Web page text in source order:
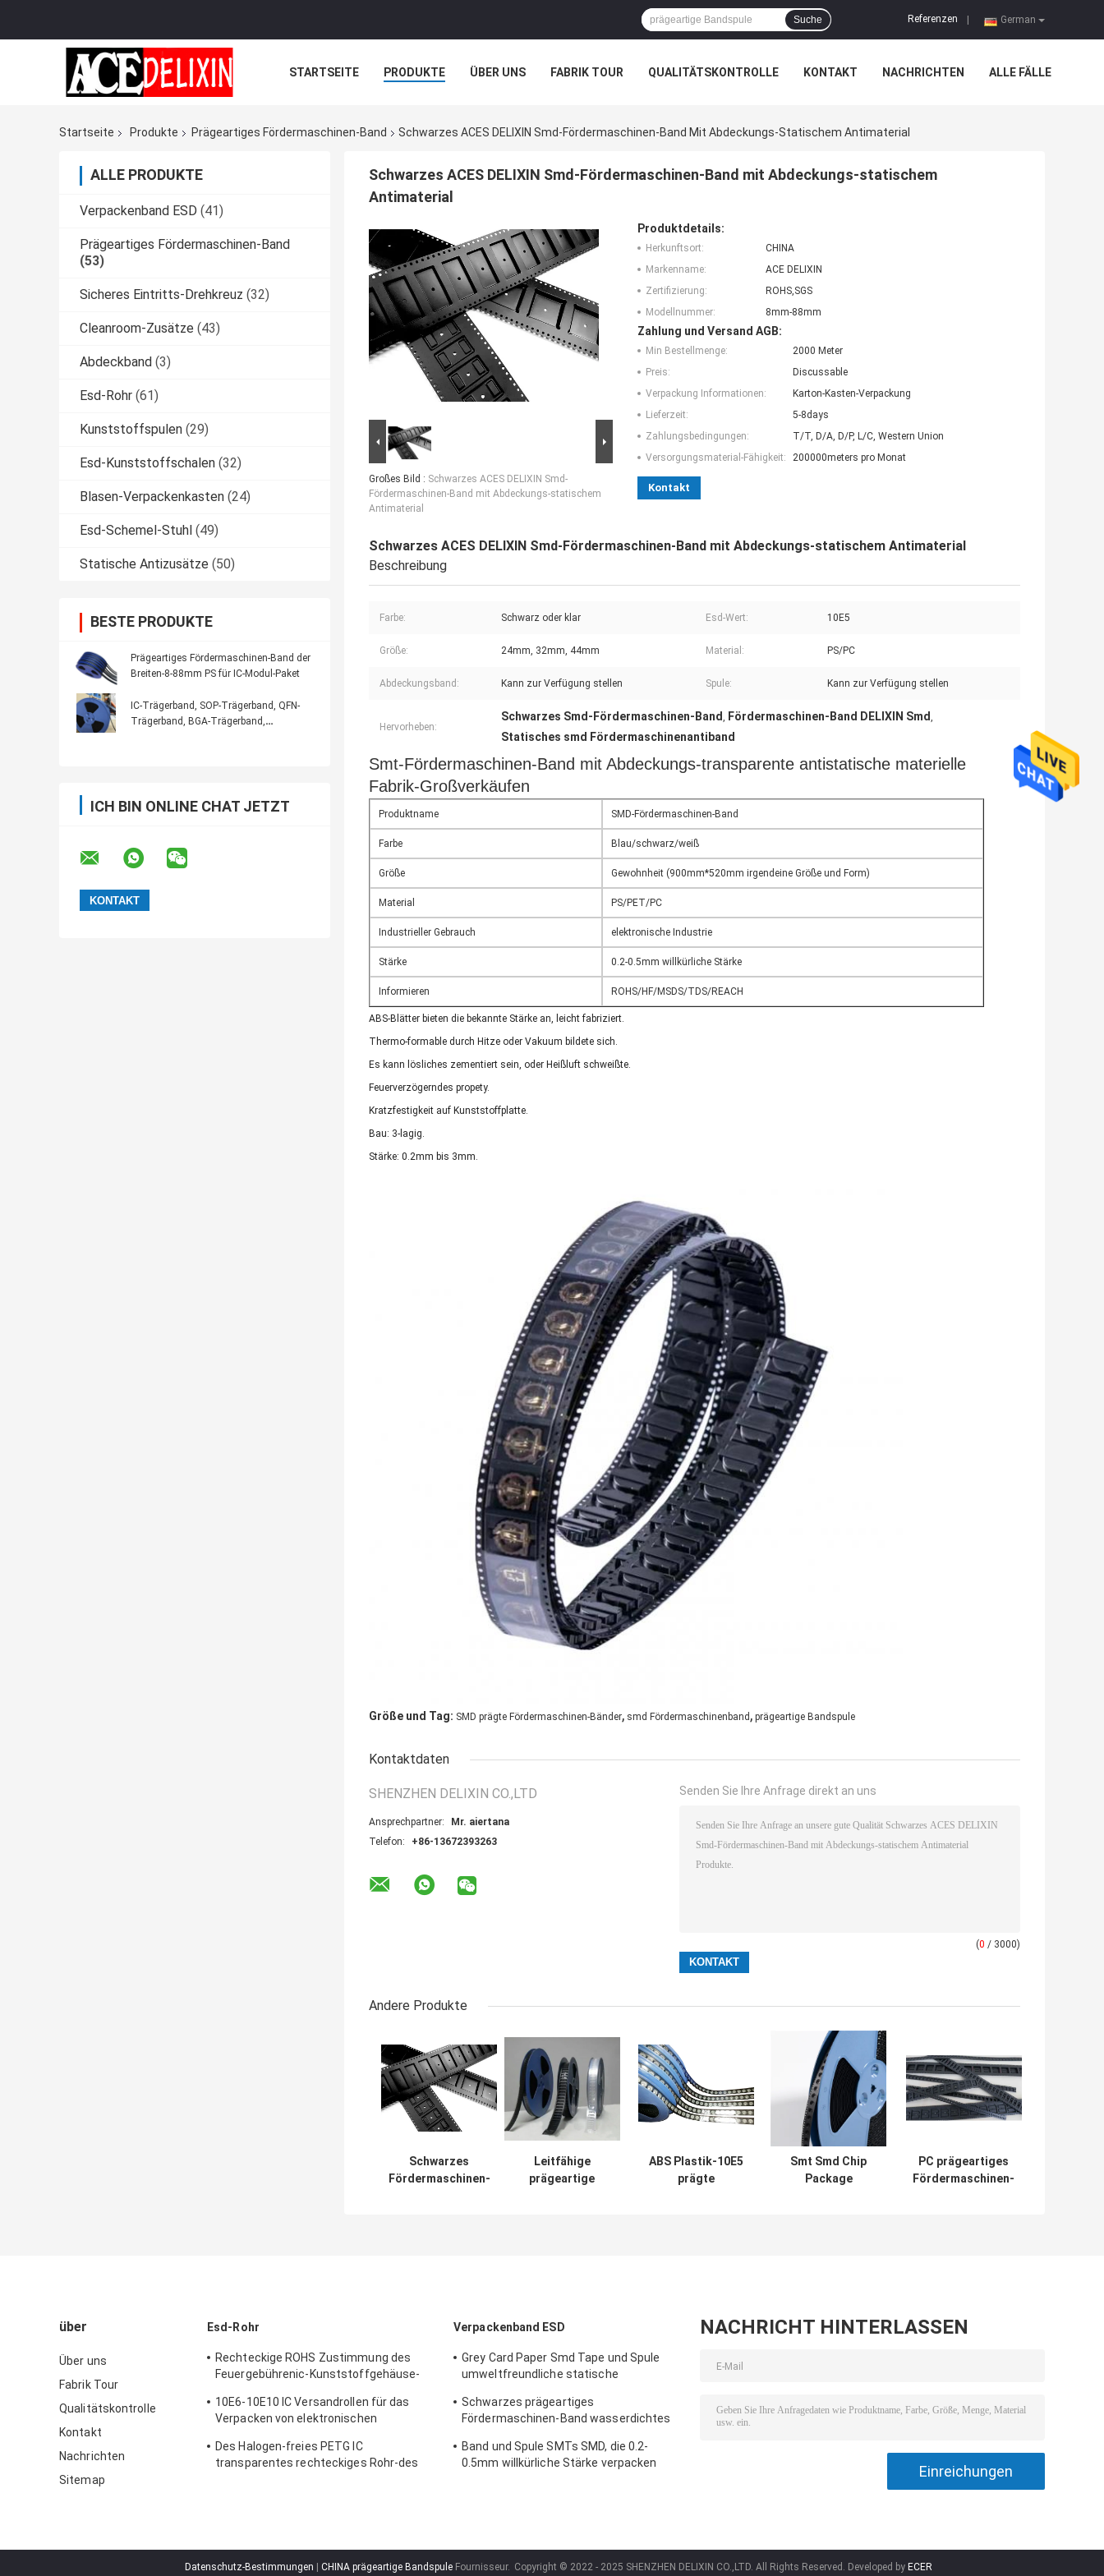
German
Referenzen
Suche
STARTSEITE PRODUKTE ÜBER UNS FABRIK TOUR QUALITÄTSKONTROLLE KONTAKT NACHRICHTEN ALLE FÄLLE
Startseite Produkte Prägeartiges Fördermaschinen-Band Schwarzes ACES DELIXIN Smd-Fördermaschinen-Band Mit Abdeckungs-Statischem Antimaterial
ALLE PRODUKTE
Verpackenband ESD (41)
Prägeartiges Fördermaschinen-Band
(53)
Sicheres Eintritts-Drehkreuz (32)
Cleanroom-Zusätze (43)
Abdeckband (3)
Esd-Rohr (61)
Kunststoffspulen (29)
Esd-Kunststoffschalen (32)
Blasen-Verpackenkasten (24)
Esd-Schemel-Stuhl (49)
Statische Antizusätze (50)
BESTE PRODUKTE
Prägeartiges Fördermaschinen-Band der
Breiten-8-88mm PS für IC-Modul-Paket
IC-Trägerband, SOP-Trägerband, QFN-
Trägerband, BGA-Trägerband,
ICH BIN ONLINE CHAT JETZT
Schwarzes ACES DELIXIN Smd-Fördermaschinen-Band mit Abdeckungs-statischem
Antimaterial
Großes Bild : Schwarzes ACES DELIXIN Smd-
Fördermaschinen-Band mit Abdeckungs-statischem
Antimaterial
Produktdetails:
Herkunftsort:
CHINA
Markenname:
ACE DELIXIN
Zertifizierung:
ROHS,SGS
Modellnummer:
8mm-88mm
Zahlung und Versand AGB:
Min Bestellmenge:
2000 Meter
Preis:
Discussable
Verpackung Informationen:
Karton-Kasten-Verpackung
Lieferzeit:
5-8days
Zahlungsbedingungen:
T/T, D/A, D/P, L/C, Western Union
Versorgungsmaterial-Fähigkeit:
200000meters pro Monat
Kontakt
Schwarzes ACES DELIXIN Smd-Fördermaschinen-Band mit Abdeckungs-statischem Antimaterial
Beschreibung
Farbe: Schwarz oder klar Esd-Wert: 10E5
Größe: 24mm, 32mm, 44mm Material: PS/PC
Abdeckungsband: Kann zur Verfügung stellen Spule: Kann zur Verfügung stellen
Hervorheben:
Schwarzes Smd-Fördermaschinen-Band, Fördermaschinen-Band DELIXIN Smd,
Statisches smd Fördermaschinenantiband
Smt-Fördermaschinen-Band mit Abdeckungs-transparente antistatische materielle
Fabrik-Großverkäufen
Produktname SMD-Fördermaschinen-Band
Farbe Blau/schwarz/weiß
Größe Gewohnheit (900mm*520mm irgendeine Größe und Form)
Material PS/PET/PC
Industrieller Gebrauch elektronische Industrie
Stärke 0.2-0.5mm willkürliche Stärke
Informieren ROHS/HF/MSDS/TDS/REACH
ABS-Blätter bieten die bekannte Stärke an, leicht fabriziert.
Thermo-formable durch Hitze oder Vakuum bildete sich.
Es kann lösliches zementiert sein, oder Heißluft schweißte.
Feuerverzögerndes propety.
Kratzfestigkeit auf Kunststoffplatte.
Bau: 3-lagig.
Stärke: 0.2mm bis 3mm.
Größe und Tag: SMD prägte Fördermaschinen-Bänder, smd Fördermaschinenband , prägeartige Bandspule
Kontaktdaten
SHENZHEN DELIXIN CO.,LTD
Ansprechpartner:
Mr. aiertana
Telefon:
+86-13672393263
Senden Sie Ihre Anfrage direkt an uns
(0 / 3000)
Andere Produkte
Schwarzes
Fördermaschinen-
Leitfähige
prägeartige
ABS Plastik-10E5
prägte
Smt Smd Chip
Package
PC prägeartiges
Fördermaschinen-
über
Über uns
Fabrik Tour
Qualitätskontrolle
Kontakt
Nachrichten
Sitemap
Esd-Rohr
Rechteckige ROHS Zustimmung des
Feuergebührenic-Kunststoffgehäuse-
10E6-10E10 IC Versandrollen für das
Verpacken von elektronischen
Des Halogen-freies PETG IC
transparentes rechteckiges Rohr-des
Verpackenband ESD
Grey Card Paper Smd Tape und Spule
umweltfreundliche statische
Schwarzes prägeartiges
Fördermaschinen-Band wasserdichtes
Art
Band und Spule SMTs SMD, die 0.2-
0.5mm willkürliche Stärke verpacken
NACHRICHT HINTERLASSEN
Datenschutz-Bestimmungen CHINA prägeartige BandspuleFournisseur. Copyright © 2022 - 2025 SHENZHEN DELIXIN CO.,LTD. All Rights Reserved. Developed by ECER